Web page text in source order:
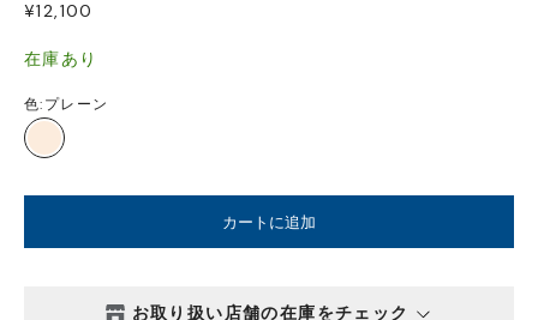
セール価格
¥12,100
在庫あり
色:プレーン
プレーン
カートに追加
お取り扱い店舗の在庫をチェック